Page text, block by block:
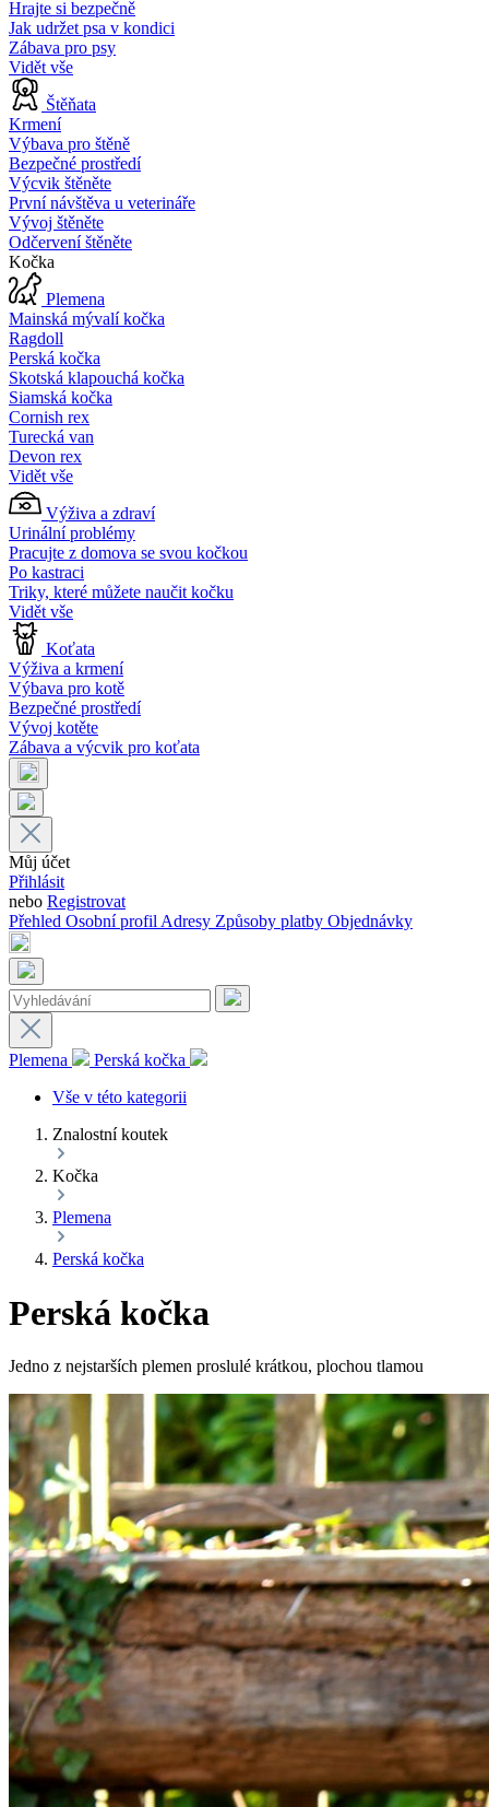
Hrajte si bezpečně
Jak udržet psa v kondici
Zábava pro psy
Vidět vše
Štěňata
Krmení
Výbava pro štěně
Bezpečné prostředí
Výcvik štěněte
První návštěva u veterináře
Vývoj štěněte
Odčervení štěněte
Kočka
Plemena
Mainská mývalí kočka
Ragdoll
Perská kočka
Skotská klapouchá kočka
Siamská kočka
Cornish rex
Turecká van
Devon rex
Vidět vše
Výživa a zdraví
Urinální problémy
Pracujte z domova se svou kočkou
Po kastraci
Triky, které můžete naučit kočku
Vidět vše
Koťata
Výživa a krmení
Výbava pro kotě
Bezpečné prostředí
Vývoj kotěte
Zábava a výcvik pro koťata
Můj účet
Přihlásit
nebo Registrovat
Přehled Osobní profilAdresy Způsoby platby Objednávky
Plemena
Perská kočka
Vše v této kategorii
Znalostní koutek
Kočka
Plemena
Perská kočka
Perská kočka
Jedno z nejstarších plemen proslulé krátkou, plochou tlamou